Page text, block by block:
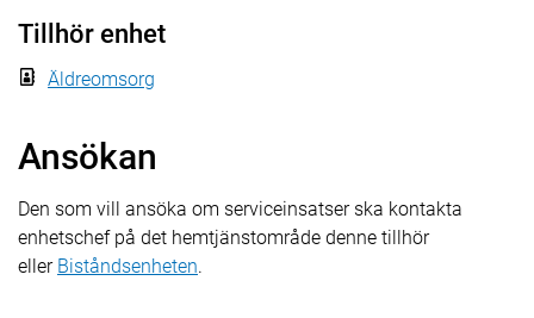
Tillhör enhet
Äldreomsorg
Ansökan
Den som vill ansöka om serviceinsatser ska kontakta
enhetschef på det hemtjänstområde denne tillhör
eller Biståndsenheten.